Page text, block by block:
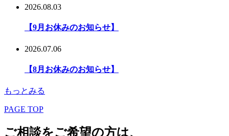
2026.08.03
【9月お休みのお知らせ】
2026.07.06
【8月お休みのお知らせ】
もっとみる
PAGE TOP
ご相談をご希望の方は、